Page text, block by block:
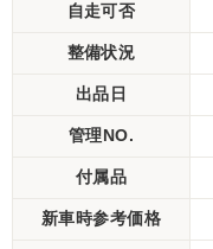
自走可否
整備状況
出品日
管理NO.
付属品
新車時参考価格